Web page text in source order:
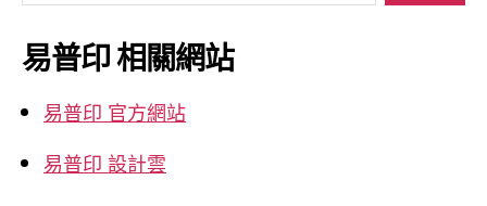
關
鍵
字:
易普印 相關網站
易普印 官方網站
易普印 設計雲